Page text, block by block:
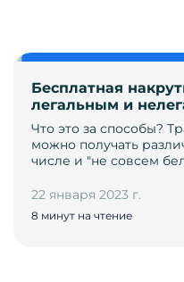
Бесплатная
легальным и
Что это за способы?
можно получать
числе и "не совсем
22 января 2023 г.
8 минут на чтение